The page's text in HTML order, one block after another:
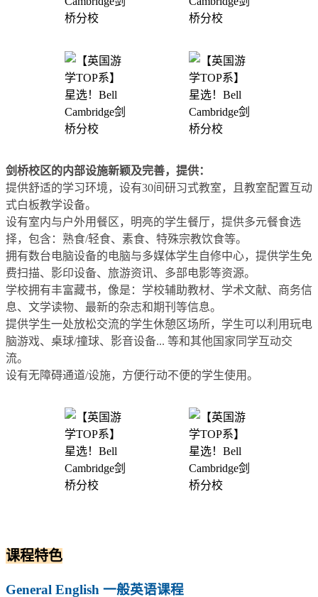
剑桥校区的内部设施新颖及完善，提供：
提供舒适的学习环境，设有30间研习式教室，且教室配置互动
式白板教学设备。
设有室内与户外用餐区，明亮的学生餐厅，提供多元餐食选
择，包含：熟食/轻食、素食、特殊宗教饮食等。
拥有数台电脑设备的电脑与多媒体学生自修中心，提供学生免
费扫描、影印设备、旅游资讯、多部电影等资源。
学校拥有丰富藏书，像是：学校辅助教材、学术文献、商务信
息、文学读物、最新的杂志和期刊等信息。
提供学生一处放松交流的学生休憩区场所，学生可以利用玩电
脑游戏、桌球/撞球、影音设备... 等和其他国家同学互动交
流。
设有无障碍通道/设施，方便行动不便的学生使用。
课程特色
General English 一般英语课程